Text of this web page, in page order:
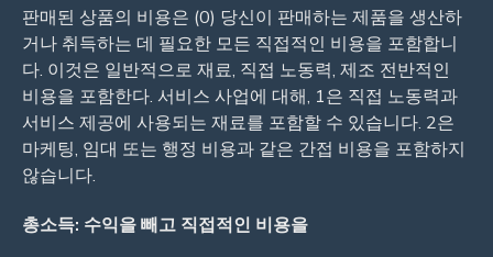
판매된 상품의 비용은 (0) 당신이 판매하는 제품을 생산하
거나 취득하는 데 필요한 모든 직접적인 비용을 포함합니
다. 이것은 일반적으로 재료, 직접 노동력, 제조 전반적인
비용을 포함한다. 서비스 사업에 대해, 1은 직접 노동력과
서비스 제공에 사용되는 재료를 포함할 수 있습니다. 2은
마케팅, 임대 또는 행정 비용과 같은 간접 비용을 포함하지
않습니다.
총소득: 수익을 빼고 직접적인 비용을